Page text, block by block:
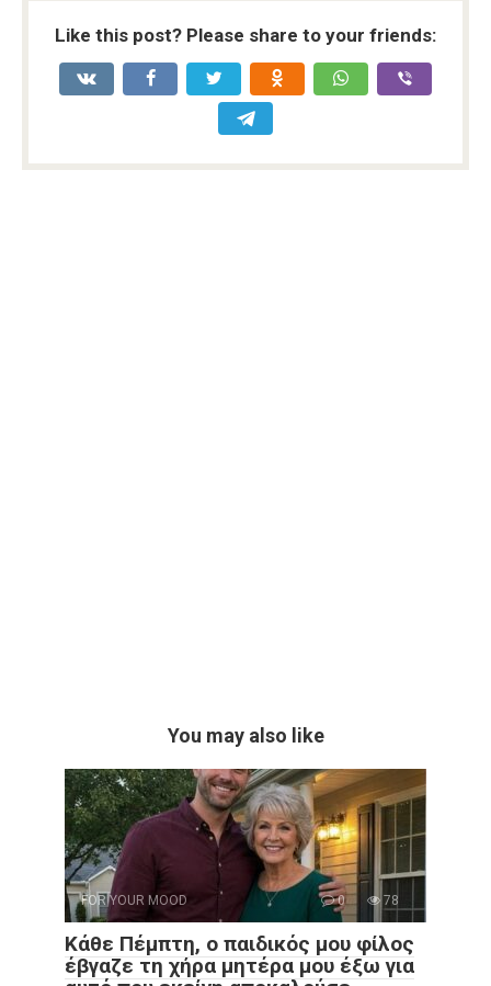
Like this post? Please share to your friends:
You may also like
FOR YOUR MOOD 0 78
Κάθε Πέμπτη, ο παιδικός μου φίλος
έβγαζε τη χήρα μητέρα μου έξω για